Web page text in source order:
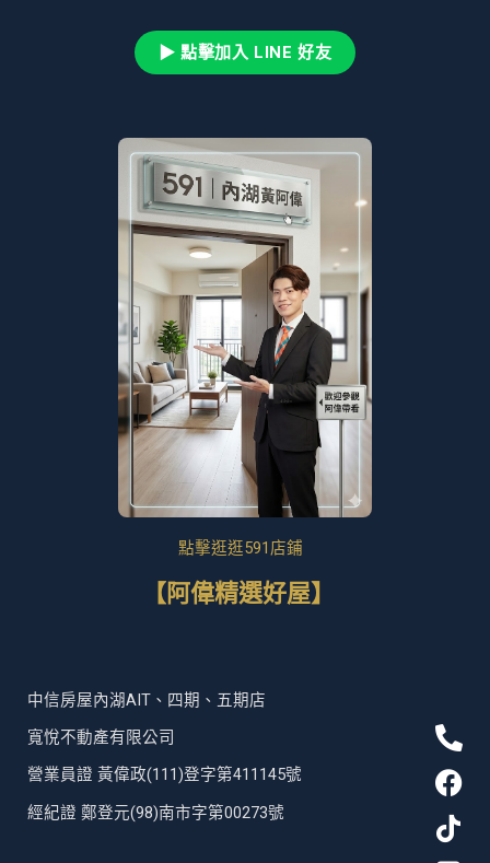
h
o
n
e
a
c
e
b
i
k
t
o
i
n
e
▶ 點擊加入 LINE 好友
點擊逛逛591店鋪
【阿偉精選好屋】
中信房屋內湖AIT、四期、五期店
寬悅不動產有限公司
營業員證 黃偉政(111)登字第411145號
經紀證 鄭登元(98)南市字第00273號